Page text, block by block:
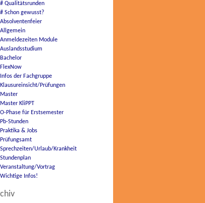
# Qualitätsrunden
# Schon gewusst?
Absolventenfeier
Allgemein
Anmeldezeiten Module
Auslandsstudium
Bachelor
FlexNow
Infos der Fachgruppe
Klausureinsicht/Prüfungen
Master
Master KliPPT
O-Phase für Erstsemester
Pb-Stunden
Praktika & Jobs
Prüfungsamt
Sprechzeiten/Urlaub/Krankheit
Stundenplan
Veranstaltung/Vortrag
Wichtige Infos!